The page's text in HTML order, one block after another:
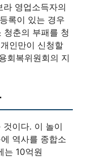
영업소득자의
록이 있는 경우
청춘의 부패를 청
인만이 신청할
회복위원회의 지
것이다. 이 놀이
역사를 종합소
는 10억원